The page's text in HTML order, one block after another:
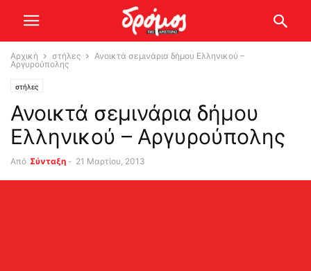
Αρχική στήλες
Ανοικτά σεμινάρια δήμου Ελληνικού –
Αργυρούπολης
στήλες
Ανοικτά σεμινάρια δήμου
Ελληνικού – Αργυρούπολης
Από Σύνταξη - 21 Μαρτίου, 2013